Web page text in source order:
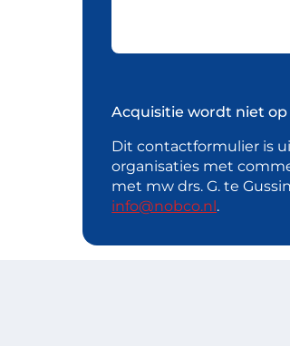
Acquisitie wordt niet
Dit contactformulier is
organisaties met
met mw drs. G. te
info@nobco.nl.